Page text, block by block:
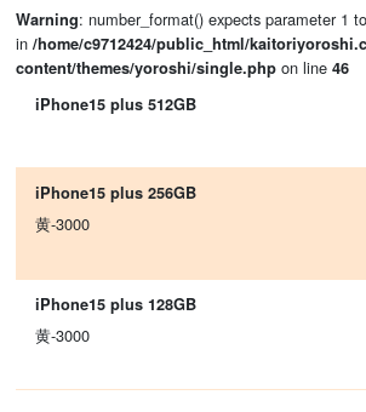
Warning: number_format() expects parameter 1
in /home/c9712424/public_html/
content/themes/yoroshi/single.phpon line 46
iPhone15 plus 512GB
iPhone15 plus 256GB
黄-3000
iPhone15 plus 128GB
黄-3000